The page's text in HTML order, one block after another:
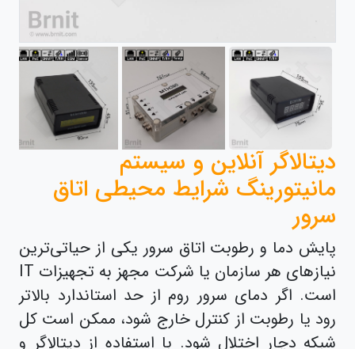
دیتالاگر آنلاین و سیستم
مانیتورینگ شرایط محیطی اتاق
سرور
پایش دما و رطوبت اتاق سرور یکی از حیاتی‌ترین
نیازهای هر سازمان یا شرکت مجهز به تجهیزات IT
است. اگر دمای سرور روم از حد استاندارد بالاتر
رود یا رطوبت از کنترل خارج شود، ممکن است کل
شبکه دچار اختلال شود. با استفاده از دیتالاگر و